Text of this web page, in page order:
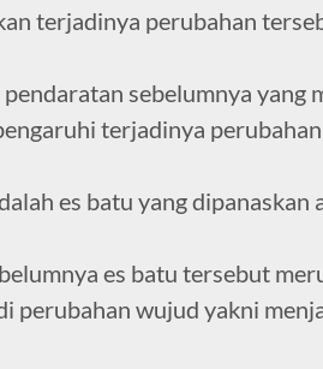
terjadinya perubahan
pendaratan sebelumnya yang
terjadinya
es batu yang dipanaskan
es batu tersebut
perubahan wujud yakni